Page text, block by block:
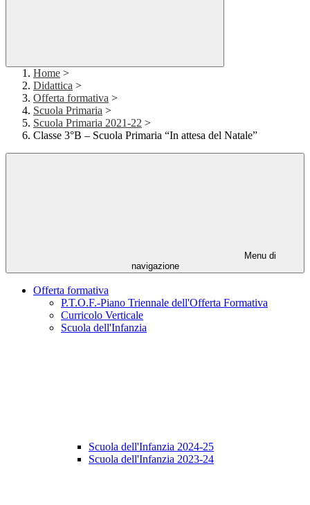
Home >
Didattica >
Offerta formativa >
Scuola Primaria >
Scuola Primaria 2021-22 >
Classe 3°B – Scuola Primaria “In attesa del Natale”
Menu di
navigazione
Offerta formativa
P.T.O.F.-Piano Triennale dell'Offerta Formativa
Curricolo Verticale
Scuola dell'Infanzia
Scuola dell'Infanzia 2024-25
Scuola dell'Infanzia 2023-24